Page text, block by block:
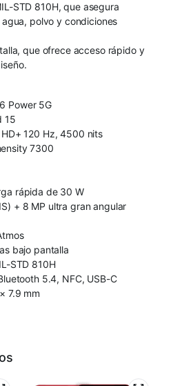
STD 810H, que asegura
polvo y condiciones
que ofrece acceso rápido y
Power 5G
15
HD+ 120 Hz, 4500 nits
7300
rápida de 30 W
+ 8 MP ultra gran angular
bajo pantalla
STD 810H
5.4, NFC, USB-C
7.9 mm